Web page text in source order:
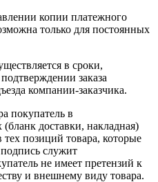
копии платежного
только для постоянных
в сроки,
заказа
компании-заказчика.
покупатель в
доставки, накладная)
позиций товара, которые
служит
не имеет претензий к
и внешнему виду товара.